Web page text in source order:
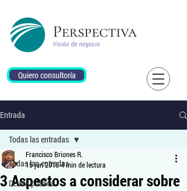
Quiero consultoría
Entrada
Todas las entradas
Deuda pública
Todas las entradas
3 Aspectos a considerar sobre
Francisco Briones R.
15 jun 20184 min de lectura